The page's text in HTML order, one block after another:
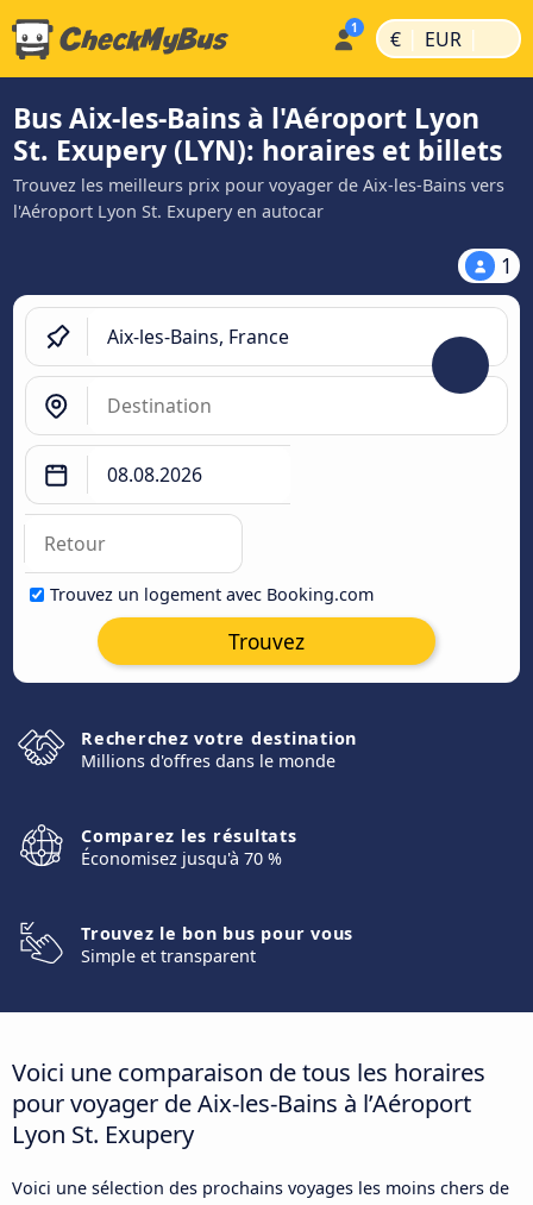
€ | EUR |
Bus Aix-les-Bains à l'Aéroport Lyon
St. Exupery (LYN): horaires et billets
Trouvez les meilleurs prix pour voyager de Aix-les-Bains vers
l'Aéroport Lyon St. Exupery en autocar
1
Trouvez un logement avec Booking.com
Trouvez
Recherchez votre destination
Millions d'offres dans le monde
Comparez les résultats
Économisez jusqu'à 70 %
Trouvez le bon bus pour vous
Simple et transparent
Voici une comparaison de tous les horaires
pour voyager de Aix-les-Bains à l’Aéroport
Lyon St. Exupery
Voici une sélection des prochains voyages les moins chers de